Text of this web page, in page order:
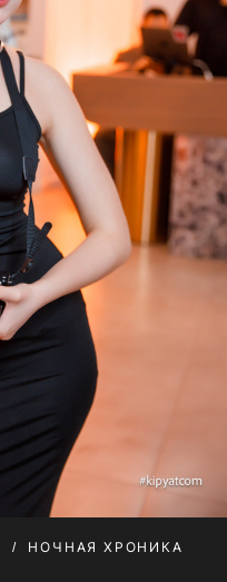
НОЧНАЯ ХРОНИКА